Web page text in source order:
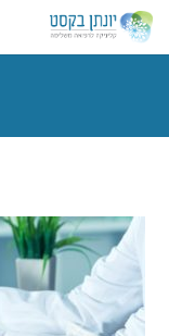
טיפולים נוספים
רפואה משלימה
מאמרים